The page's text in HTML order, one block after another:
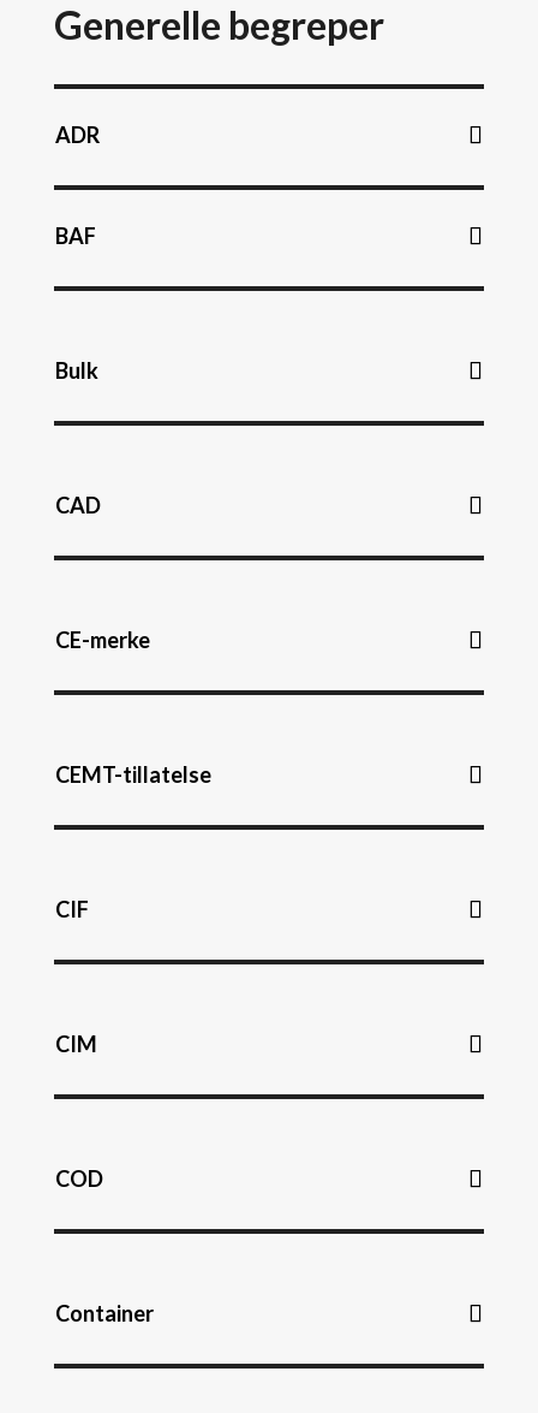
Generelle begreper
ADR
BAF
Bulk
CAD
CE-merke
CEMT-tillatelse
CIF
CIM
COD
Container